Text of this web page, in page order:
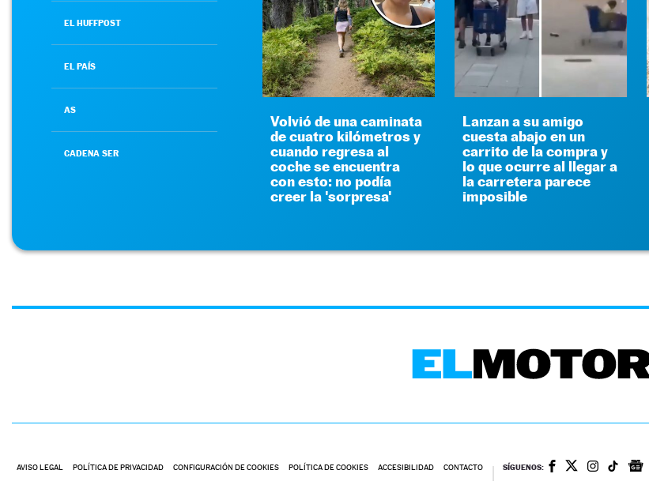
EL HUFFPOST
EL PAÍS
AS
CADENA SER
Volvió de una caminata
de cuatro kilómetros y
cuando regresa al
coche se encuentra
con esto: no podía
creer la 'sorpresa'
Lanzan a su amigo
cuesta abajo en un
carrito de la compra y
lo que ocurre al llegar a
la carretera parece
imposible
AVISO LEGAL POLÍTICA DE PRIVACIDAD CONFIGURACIÓN DE COOKIES POLÍTICA DE COOKIES ACCESIBILIDAD CONTACTO SÍGUENOS: